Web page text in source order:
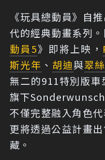
《玩具總動員》自
代的經典動畫系列
動員5》即將上映，
斯光年 、 胡迪與翠絲
無二的911特別版
旗下Sonderwunsch
不僅完整融入角色
更將透過公益計畫
藏。